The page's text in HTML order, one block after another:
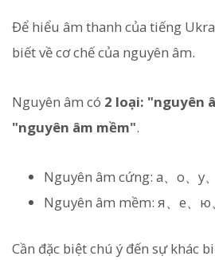
Để hiểu âm thanh của tiếng
biết về cơ chế của nguyên âm.
Nguyên âm có 2 loại: "nguyên
"nguyên âm mềm".
Nguyên âm cứng: а、о、у
Nguyên âm mềm: я、е、ю
Cần đặc biệt chú ý đến sự khác